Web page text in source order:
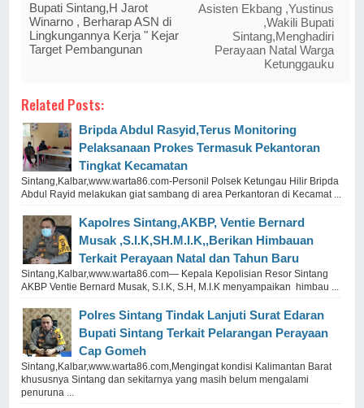
Bupati Sintang,H Jarot
Winarno , Berharap ASN di
Lingkungannya Kerja " Kejar
Target Pembangunan
Asisten Ekbang ,Yustinus
,Wakili Bupati
Sintang,Menghadiri
Perayaan Natal Warga
Ketunggauku
Related Posts:
Bripda Abdul Rasyid,Terus Monitoring
Pelaksanaan Prokes Termasuk Pekantoran
Tingkat Kecamatan
Sintang,Kalbar,www.warta86.com-Personil Polsek Ketungau Hilir Bripda
Abdul Rayid melakukan giat sambang di area Perkantoran di Kecamat ...
Kapolres Sintang,AKBP, Ventie Bernard
Musak ,S.I.K,SH.M.I.K,,Berikan Himbauan
Terkait Perayaan Natal dan Tahun Baru
Sintang,Kalbar,www.warta86.com— Kepala Kepolisian Resor Sintang
AKBP Ventie Bernard Musak, S.I.K, S.H, M.I.K menyampaikan himbau ...
Polres Sintang Tindak Lanjuti Surat Edaran
Bupati Sintang Terkait Pelarangan Perayaan
Cap Gomeh
Sintang,Kalbar,www.warta86.com,Mengingat kondisi Kalimantan Barat
khususnya Sintang dan sekitarnya yang masih belum mengalami
penuruna ...